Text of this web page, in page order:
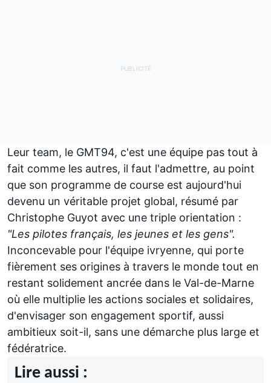
Leur team, le GMT94, c'est une équipe pas tout à
fait comme les autres, il faut l'admettre, au point
que son programme de course est aujourd'hui
devenu un véritable projet global, résumé par
Christophe Guyot avec une triple orientation :
"Les pilotes français, les jeunes et les gens".
Inconcevable pour l'équipe ivryenne, qui porte
fièrement ses origines à travers le monde tout en
restant solidement ancrée dans le Val-de-Marne
où elle multiplie les actions sociales et solidaires,
d'envisager son engagement sportif, aussi
ambitieux soit-il, sans une démarche plus large et
fédératrice.
Lire aussi :